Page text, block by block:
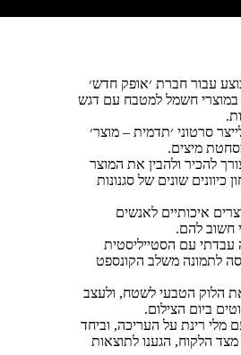
עבור חברת ׳אופק חדש׳
חשמל למטבח עם דגש
.
סרטוני ׳תדמית – מוצר׳
מיצים.
להכיר ולהבין את המוצר
כיוונים שונים של סגנונות
איכותיים לאנשים
חשוב להם.
עבדתי עם הסטייליסטית
לתמונה משלב הקונספט
הלוק הטבעי לשטח, ולעצב
ביום הצילום.
מלי רינת על העריכה, וביחד
הלקוח, הגענו לתוצאות